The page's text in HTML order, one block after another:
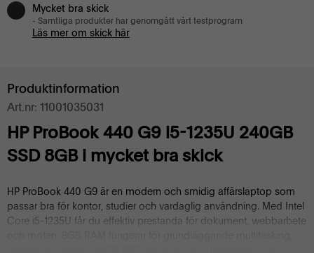
Mycket bra skick
- Samtliga produkter har genomgått vårt testprogram
Läs mer om skick här
Produktinformation
Art.nr: 11001035031
HP ProBook 440 G9 i5-1235U 240GB
SSD 8GB i mycket bra skick
HP ProBook 440 G9 är en modern och smidig affärslaptop som
passar bra för kontor, studier och vardaglig användning. Med Intel
Core i5-1235U får du effektiv prestanda för dokument, webbarbete